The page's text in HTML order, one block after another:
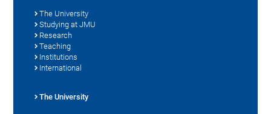
The University
Studying at JMU
Research
Teaching
Institutions
International
The University